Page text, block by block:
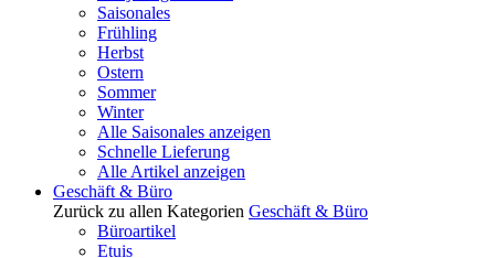
Saisonales
Frühling
Herbst
Ostern
Sommer
Winter
Alle Saisonales anzeigen
Schnelle Lieferung
Alle Artikel anzeigen
Geschäft & Büro
Zurück zu allen Kategorien Geschäft & Büro
Büroartikel
Etuis